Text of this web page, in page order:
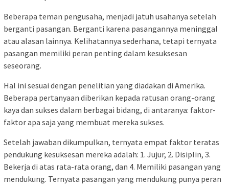
Beberapa teman pengusaha, menjadi jatuh usahanya setelah
berganti pasangan. Berganti karena pasangannya meninggal
atau alasan lainnya. Kelihatannya sederhana, tetapi ternyata
pasangan memiliki peran penting dalam kesuksesan
seseorang.
Hal ini sesuai dengan penelitian yang diadakan di Amerika.
Beberapa pertanyaan diberikan kepada ratusan orang-orang
kaya dan sukses dalam berbagai bidang, di antaranya: faktor-
faktor apa saja yang membuat mereka sukses.
Setelah jawaban dikumpulkan, ternyata empat faktor teratas
pendukung kesuksesan mereka adalah: 1. Jujur, 2. Disiplin, 3.
Bekerja di atas rata-rata orang, dan 4. Memiliki pasangan yang
mendukung. Ternyata pasangan yang mendukung punya peran